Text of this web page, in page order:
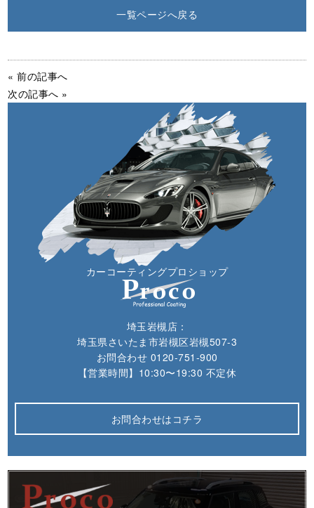
一覧ページへ戻る
« 前の記事へ
次の記事へ »
カーコーティングプロショップ
埼玉岩槻店：
埼玉県さいたま市岩槻区岩槻507-3
お問合わせ 0120-751-900
【営業時間】10:30〜19:30 不定休
お問合わせはコチラ